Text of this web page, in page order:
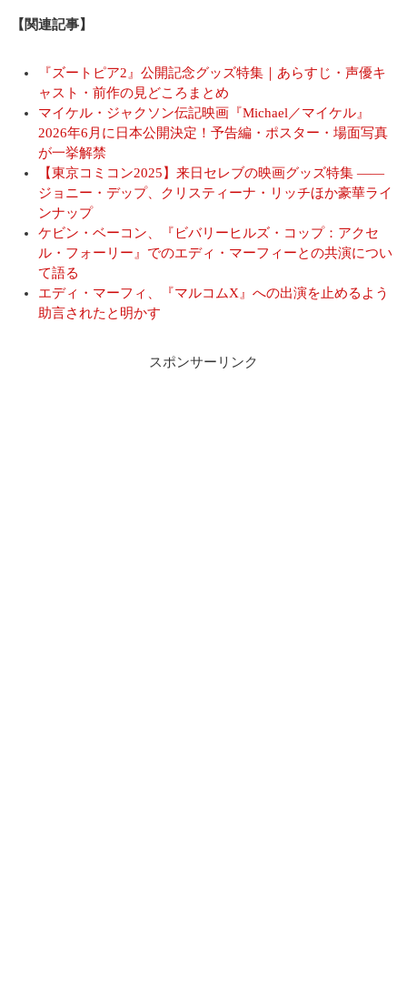
【関連記事】
『ズートピア2』公開記念グッズ特集｜あらすじ・声優キ
ャスト・前作の見どころまとめ
マイケル・ジャクソン伝記映画『Michael／マイケル』
2026年6月に日本公開決定！予告編・ポスター・場面写真
が一挙解禁
【東京コミコン2025】来日セレブの映画グッズ特集 ――
ジョニー・デップ、クリスティーナ・リッチほか豪華ライ
ンナップ
ケビン・ベーコン、『ビバリーヒルズ・コップ：アクセ
ル・フォーリー』でのエディ・マーフィーとの共演につい
て語る
エディ・マーフィ、『マルコムX』への出演を止めるよう
助言されたと明かす
スポンサーリンク